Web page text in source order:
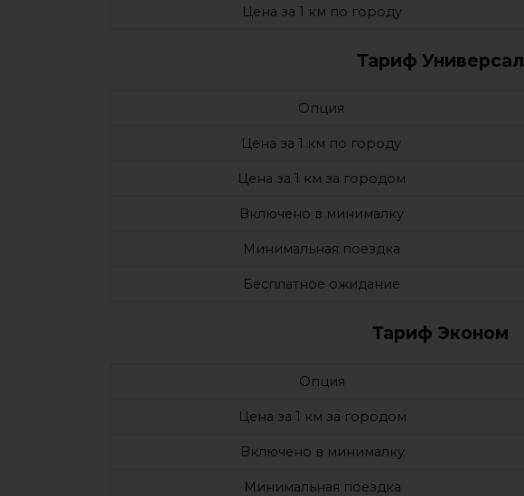
Цена за 1 км по городу
Тариф Универсал
Опция
Цена за 1 км по городу
Цена за 1 км за городом
Включено в минималку
Минимальная поездка
Бесплатное ожидание
Тариф Эконом
Опция
Цена за 1 км за городом
Включено в минималку
Минимальная поездка